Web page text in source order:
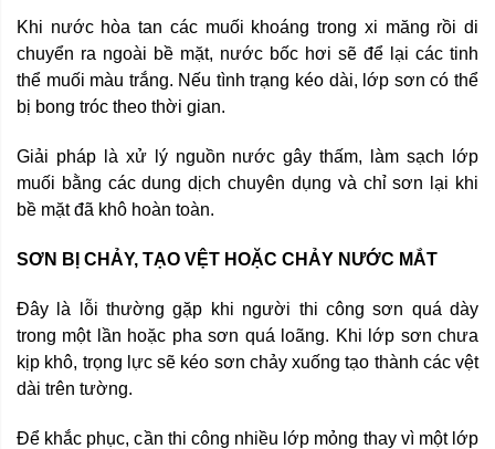
Khi nước hòa tan các muối khoáng trong xi măng rồi di
chuyển ra ngoài bề mặt, nước bốc hơi sẽ để lại các tinh
thể muối màu trắng. Nếu tình trạng kéo dài, lớp sơn có thể
bị bong tróc theo thời gian.
Giải pháp là xử lý nguồn nước gây thấm, làm sạch lớp
muối bằng các dung dịch chuyên dụng và chỉ sơn lại khi
bề mặt đã khô hoàn toàn.
SƠN BỊ CHẢY, TẠO VỆT HOẶC CHẢY NƯỚC MẮT
Đây là lỗi thường gặp khi người thi công sơn quá dày
trong một lần hoặc pha sơn quá loãng. Khi lớp sơn chưa
kịp khô, trọng lực sẽ kéo sơn chảy xuống tạo thành các vệt
dài trên tường.
Để khắc phục, cần thi công nhiều lớp mỏng thay vì một lớp